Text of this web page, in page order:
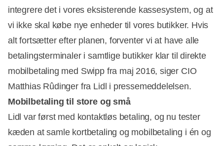
integrere det i vores eksisterende kassesystem, og at
vi ikke skal købe nye enheder til vores butikker. Hvis
alt fortsætter efter planen, forventer vi at have alle
betalingsterminaler i samtlige butikker klar til direkte
mobilbetaling med Swipp fra maj 2016, siger CIO
Matthias Rûdinger fra Lidl i pressemeddelelsen.
Mobilbetaling til store og små
Lidl var først med kontaktløs betaling, og nu tester
kæden at samle kortbetaling og mobilbetaling i én og